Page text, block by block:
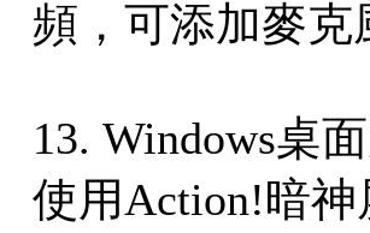
頻，可添加麥
13. Windows桌
使用Action!暗